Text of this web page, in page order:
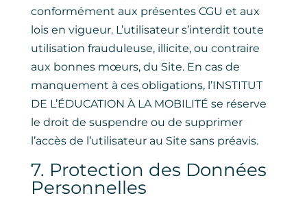
conformément aux présentes CGU et aux
lois en vigueur. L’utilisateur s’interdit toute
utilisation frauduleuse, illicite, ou contraire
aux bonnes mœurs, du Site. En cas de
manquement à ces obligations, l’INSTITUT
DE L’ÉDUCATION À LA MOBILITÉ se réserve
le droit de suspendre ou de supprimer
l’accès de l’utilisateur au Site sans préavis.
7. Protection des Données
Personnelles